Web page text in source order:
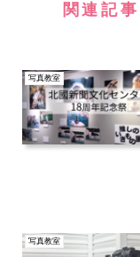
関連記事
写真教室
写真教室